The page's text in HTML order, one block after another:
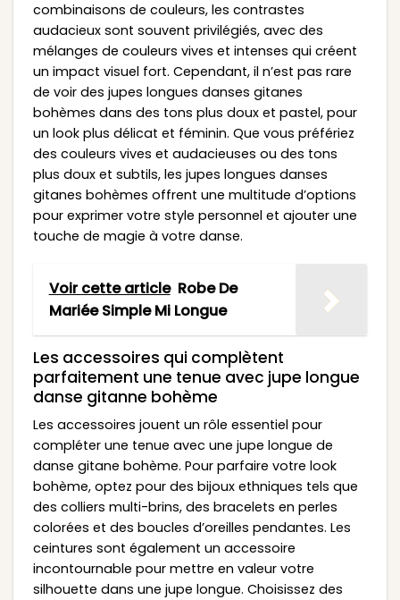
combinaisons de couleurs, les contrastes
audacieux sont souvent privilégiés, avec des
mélanges de couleurs vives et intenses qui créent
un impact visuel fort. Cependant, il n’est pas rare
de voir des jupes longues danses gitanes
bohèmes dans des tons plus doux et pastel, pour
un look plus délicat et féminin. Que vous préfériez
des couleurs vives et audacieuses ou des tons
plus doux et subtils, les jupes longues danses
gitanes bohèmes offrent une multitude d’options
pour exprimer votre style personnel et ajouter une
touche de magie à votre danse.
Voir cette article Robe De
Mariée Simple Mi Longue
Les accessoires qui complètent
parfaitement une tenue avec jupe longue
danse gitanne bohème
Les accessoires jouent un rôle essentiel pour
compléter une tenue avec une jupe longue de
danse gitane bohème. Pour parfaire votre look
bohème, optez pour des bijoux ethniques tels que
des colliers multi-brins, des bracelets en perles
colorées et des boucles d’oreilles pendantes. Les
ceintures sont également un accessoire
incontournable pour mettre en valeur votre
silhouette dans une jupe longue. Choisissez des